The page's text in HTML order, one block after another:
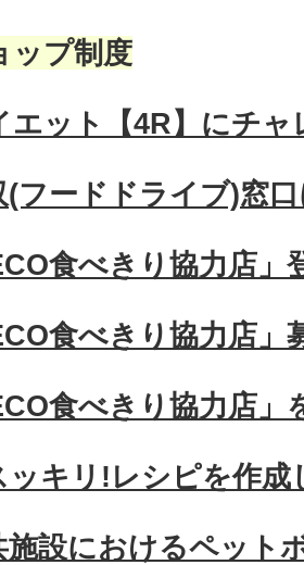
ップ制度
エット【4R】にチャ
(フードドライブ)窓
食べきり協力店」
食べきり協力店」
食べきり協力店
ッキリ!レシピを作成
施設におけるペット